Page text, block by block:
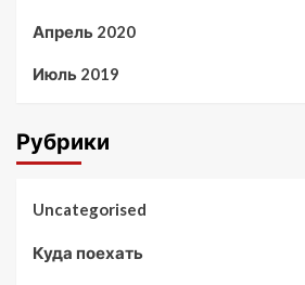
Апрель 2020
Июль 2019
Рубрики
Uncategorised
Куда поехать